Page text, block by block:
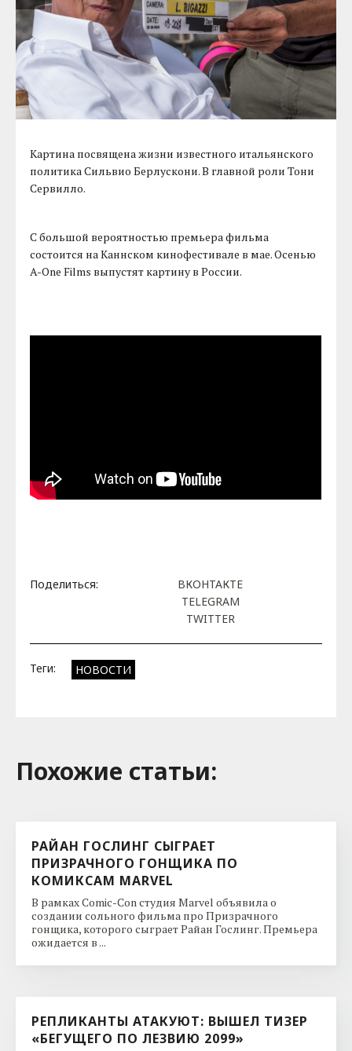
Картина посвящена жизни известного итальянского
политика Сильвио Берлускони. В главной роли Тони
Сервилло.
С большой вероятностью премьера фильма
состоится на Каннском кинофестивале в мае. Осенью
A-One Films выпустят картину в России.
Поделиться:
ВКОНТАКТЕ
TELEGRAM
TWITTER
Теги: НОВОСТИ
Похожие cтатьи:
РАЙАН ГОСЛИНГ СЫГРАЕТ
ПРИЗРАЧНОГО ГОНЩИКА ПО
КОМИКСАМ MARVEL
В рамках Comic-Con студия Marvel объявила о
создании сольного фильма про Призрачного
гонщика, которого сыграет Райан Гослинг. Премьера
ожидается в ...
РЕПЛИКАНТЫ АТАКУЮТ: ВЫШЕЛ ТИЗЕР
«БЕГУЩЕГО ПО ЛЕЗВИЮ 2099»